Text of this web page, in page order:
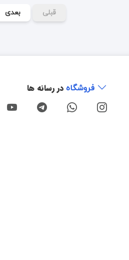
قبلی بعدی
فروشگاه در رسانه ها